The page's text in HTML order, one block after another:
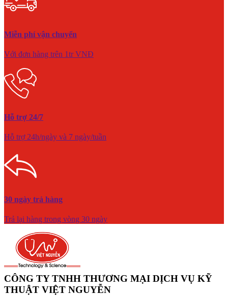
Miễn phí vận chuyển
Với đơn hàng trên 1tr VNĐ
Hỗ trợ 24/7
Hỗ trợ 24h/ngày và 7 ngày/tuần
30 ngày trả hàng
Trả lại hàng trong vòng 30 ngày
CÔNG TY TNHH THƯƠNG MẠI DỊCH VỤ KỸ
THUẬT VIỆT NGUYỄN